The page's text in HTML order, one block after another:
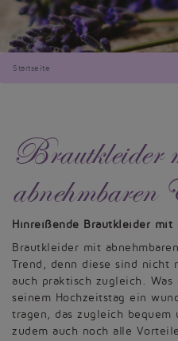
Startseite
Brautkleider
abnehmbaren
Hinreißende Brautkleider mit
Brautkleider mit
Trend, denn diese sind nicht
auch praktisch zugleich. Was
seinem Hochzeitstag ein
tragen, das zugleich
zudem auch noch alle